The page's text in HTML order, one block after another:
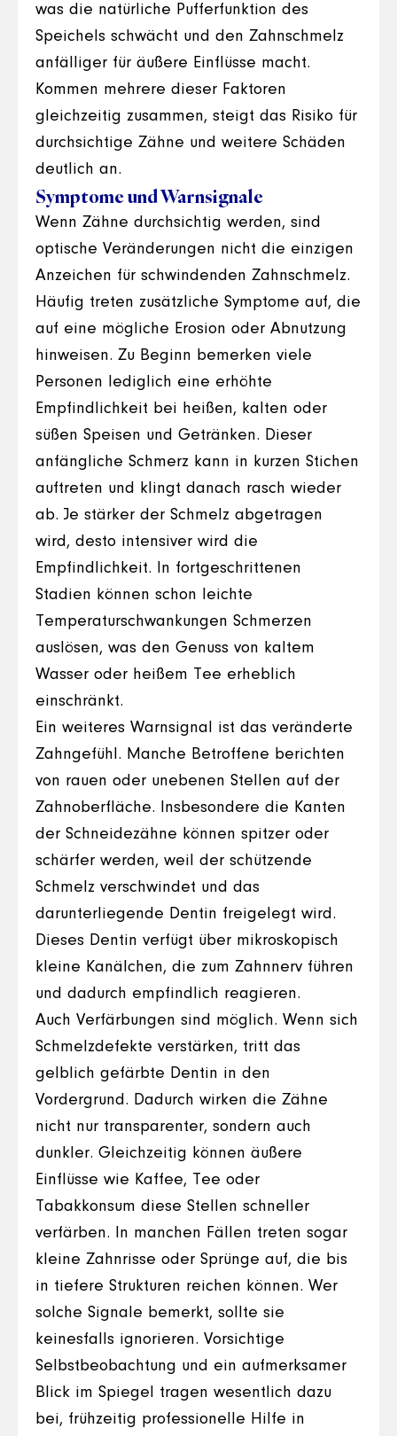
was die natürliche Pufferfunktion des
Speichels schwächt und den Zahnschmelz
anfälliger für äußere Einflüsse macht.
Kommen mehrere dieser Faktoren
gleichzeitig zusammen, steigt das Risiko für
durchsichtige Zähne und weitere Schäden
deutlich an.
Symptome und Warnsignale
Wenn Zähne durchsichtig werden, sind
optische Veränderungen nicht die einzigen
Anzeichen für schwindenden Zahnschmelz.
Häufig treten zusätzliche Symptome auf, die
auf eine mögliche Erosion oder Abnutzung
hinweisen. Zu Beginn bemerken viele
Personen lediglich eine erhöhte
Empfindlichkeit bei heißen, kalten oder
süßen Speisen und Getränken. Dieser
anfängliche Schmerz kann in kurzen Stichen
auftreten und klingt danach rasch wieder
ab. Je stärker der Schmelz abgetragen
wird, desto intensiver wird die
Empfindlichkeit. In fortgeschrittenen
Stadien können schon leichte
Temperaturschwankungen Schmerzen
auslösen, was den Genuss von kaltem
Wasser oder heißem Tee erheblich
einschränkt.
Ein weiteres Warnsignal ist das veränderte
Zahngefühl. Manche Betroffene berichten
von rauen oder unebenen Stellen auf der
Zahnoberfläche. Insbesondere die Kanten
der Schneidezähne können spitzer oder
schärfer werden, weil der schützende
Schmelz verschwindet und das
darunterliegende Dentin freigelegt wird.
Dieses Dentin verfügt über mikroskopisch
kleine Kanälchen, die zum Zahnnerv führen
und dadurch empfindlich reagieren.
Auch Verfärbungen sind möglich. Wenn sich
Schmelzdefekte verstärken, tritt das
gelblich gefärbte Dentin in den
Vordergrund. Dadurch wirken die Zähne
nicht nur transparenter, sondern auch
dunkler. Gleichzeitig können äußere
Einflüsse wie Kaffee, Tee oder
Tabakkonsum diese Stellen schneller
verfärben. In manchen Fällen treten sogar
kleine Zahnrisse oder Sprünge auf, die bis
in tiefere Strukturen reichen können. Wer
solche Signale bemerkt, sollte sie
keinesfalls ignorieren. Vorsichtige
Selbstbeobachtung und ein aufmerksamer
Blick im Spiegel tragen wesentlich dazu
bei, frühzeitig professionelle Hilfe in